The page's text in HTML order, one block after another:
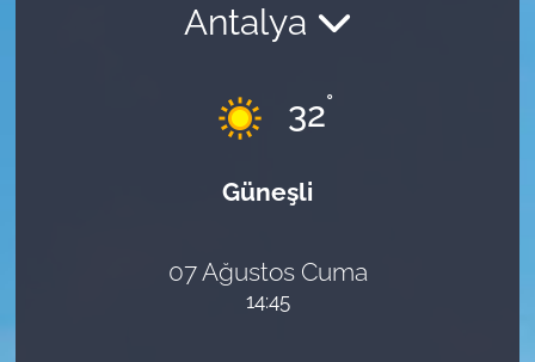
Antalya
32°
Güneşli
07 Ağustos Cuma
14:45